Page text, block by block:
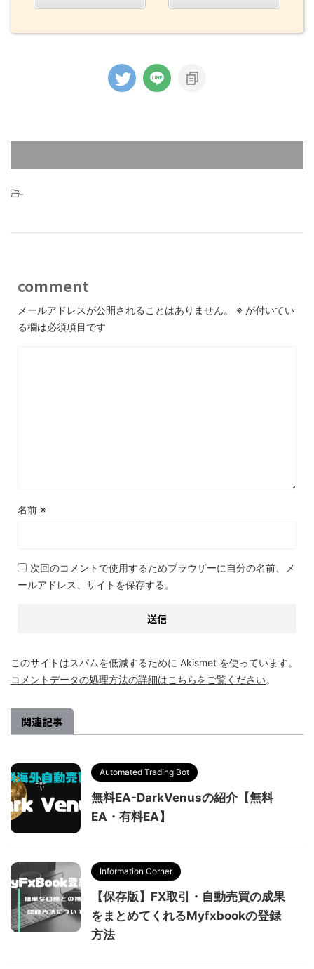
-
comment
メールアドレスが公開されることはありません。 ※ が付いてい
る欄は必須項目です
名前 ※
次回のコメントで使用するためブラウザーに自分の名前、メ
ールアドレス、サイトを保存する。
このサイトはスパムを低減するために Akismet を使っています。
コメントデータの処理方法の詳細はこちらをご覧ください。
関連記事
Automated Trading Bot
無料EA-DarkVenusの紹介【無料
EA・有料EA】
Information Corner
【保存版】FX取引・自動売買の成果
をまとめてくれるMyfxbookの登録
方法